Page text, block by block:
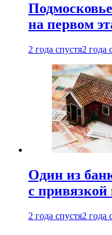
на первом
2 года спустя2 года
Один из
с привязкой
2 года спустя2 года